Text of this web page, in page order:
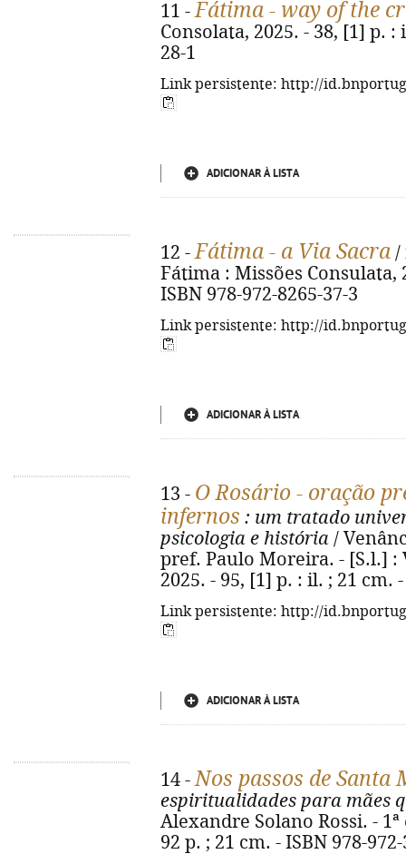
11 -Fátima - way of the
Consolata, 2025. - 38, [1] p. :
28-1
Link persistente: http://
ADICIONAR À LISTA
12 -Fátima - a Via Sacra /
Fátima : Missões Consulata,
ISBN 978-972-8265-37-3
Link persistente: http://
ADICIONAR À LISTA
13 - O Rosário - oração
infernos : um tratado
psicologia e história /
pref. Paulo Moreira. - [S.l.] :
2025. - 95, [1] p. : il. ; 21 cm.
Link persistente: http://
ADICIONAR À LISTA
14 -Nos passos de Santa
espiritualidades para mães
Alexandre Solano Rossi. -
92 p. ; 21 cm. - ISBN 978-